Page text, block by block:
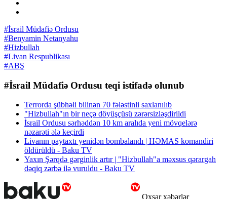
#İsrail Müdafiə Ordusu
#Benyamin Netanyahu
#Hizbullah
#Livan Respublikası
#ABŞ
#İsrail Müdafiə Ordusu teqi istifadə olunub
Terrorda şübhəli bilinən 70 fələstinli saxlanılıb
"Hizbullah"ın bir neçə döyüşçüsü zərərsizləşdirildi
İsrail Ordusu sərhəddən 10 km aralıda yeni mövqelərə
nəzarəti ələ keçirdi
Livanın paytaxtı yenidən bombalandı | HƏMAS komandiri
öldürüldü - Baku TV
Yaxın Şərqdə gərginlik artır | "Hizbullah"a məxsus qərargah
dəqiq zərbə ilə vuruldu - Baku TV
Oxşar xəbərlər